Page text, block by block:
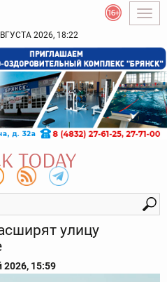
2026, 18:22
улицу
2026, 15:59